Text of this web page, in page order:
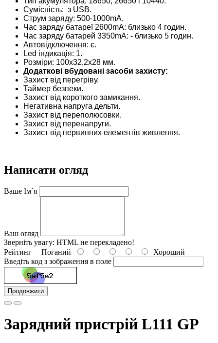
Сумісність: з USB.
Струм заряду: 500-1000mA.
Час заряду батареї 2600mA: близько 4 годин.
Час заряду батарей 3350mA: - близько 5 годин.
Автовідключення: є.
Led індикація: 1.
Розміри: 100х32,2х28 мм.
Додаткові вбудовані засоби захисту:
Захист від перегріву.
Таймер безпеки.
Захист від короткого замикання.
Негативна напруга дельти.
Захист від переполюсовки.
Захист від перенапруги.
Захист від первинних елементів живлення.
Написати огляд
Ваше Ім`я
Ваш огляд
Зверніть увагу: HTML не перекладено!
Рейтинг Поганий
Хороший
Введіть код з зображення в поле
Продовжити
Зарядний пристрій L111 GP